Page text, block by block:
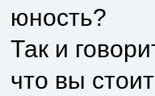
юность?
Так и
что вы